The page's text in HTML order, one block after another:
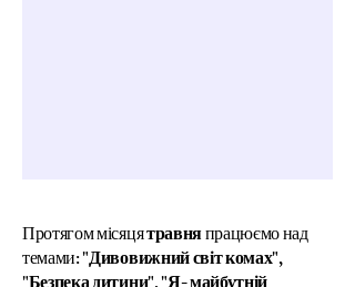
Протягом місяцятравняпрацюємо над
темами:"Дивовижний світ комах",